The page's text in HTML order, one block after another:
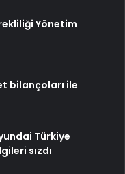
Yönetim
bilançoları ile
Türkiye
sızdı